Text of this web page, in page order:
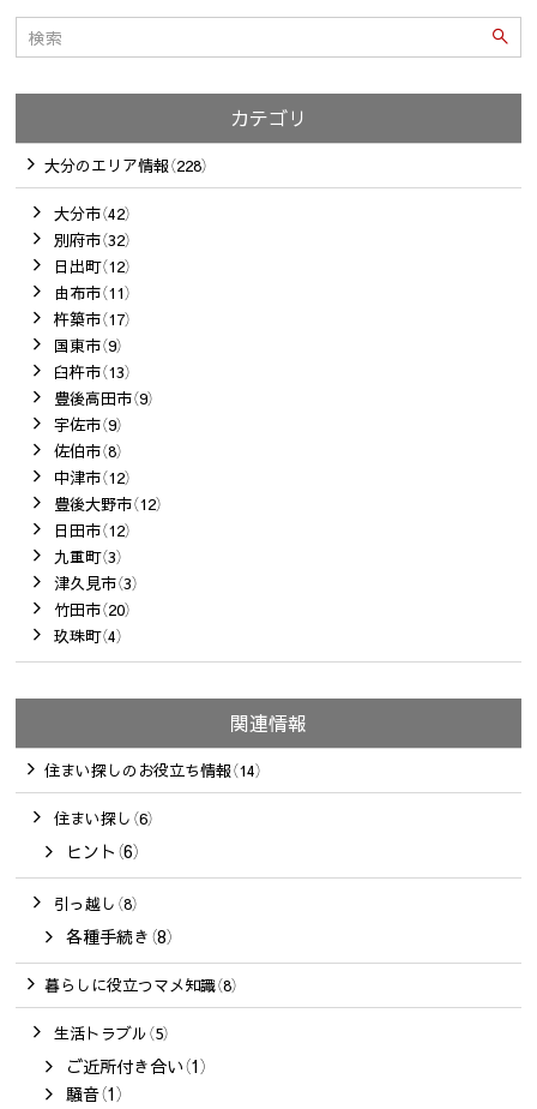
カテゴリ
大分のエリア情報（228）
大分市（42）
別府市（32）
日出町（12）
由布市（11）
杵築市（17）
国東市（9）
臼杵市（13）
豊後高田市（9）
宇佐市（9）
佐伯市（8）
中津市（12）
豊後大野市（12）
日田市（12）
九重町（3）
津久見市（3）
竹田市（20）
玖珠町（4）
関連情報
住まい探しのお役立ち情報（14）
住まい探し（6）
ヒント（6）
引っ越し（8）
各種手続き（8）
暮らしに役立つマメ知識（8）
生活トラブル（5）
ご近所付き合い（1）
騒音（1）